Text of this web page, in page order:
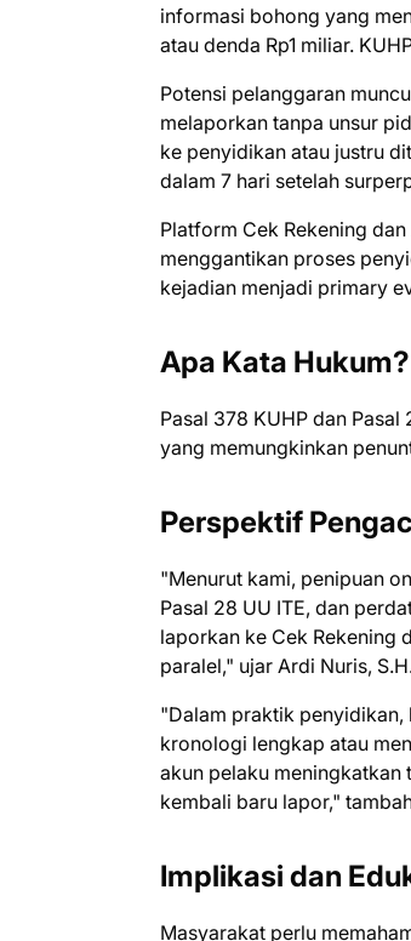
informasi bohong yang
atau denda Rp1 miliar.
Potensi pelanggaran
melaporkan tanpa unsur
ke penyidikan atau justru
dalam 7 hari setelah
Platform Cek Rekening
menggantikan proses
kejadian menjadi primary
Apa Kata Hukum?
Pasal 378 KUHP dan
yang memungkinkan
Perspektif
"Menurut kami, penipuan
Pasal 28 UU ITE, dan
laporkan ke Cek Rekening
paralel," ujar Ardi Nuris,
"Dalam praktik
kronologi lengkap atau
akun pelaku meningkatkan
kembali baru lapor,"
Implikasi dan
Masyarakat perlu